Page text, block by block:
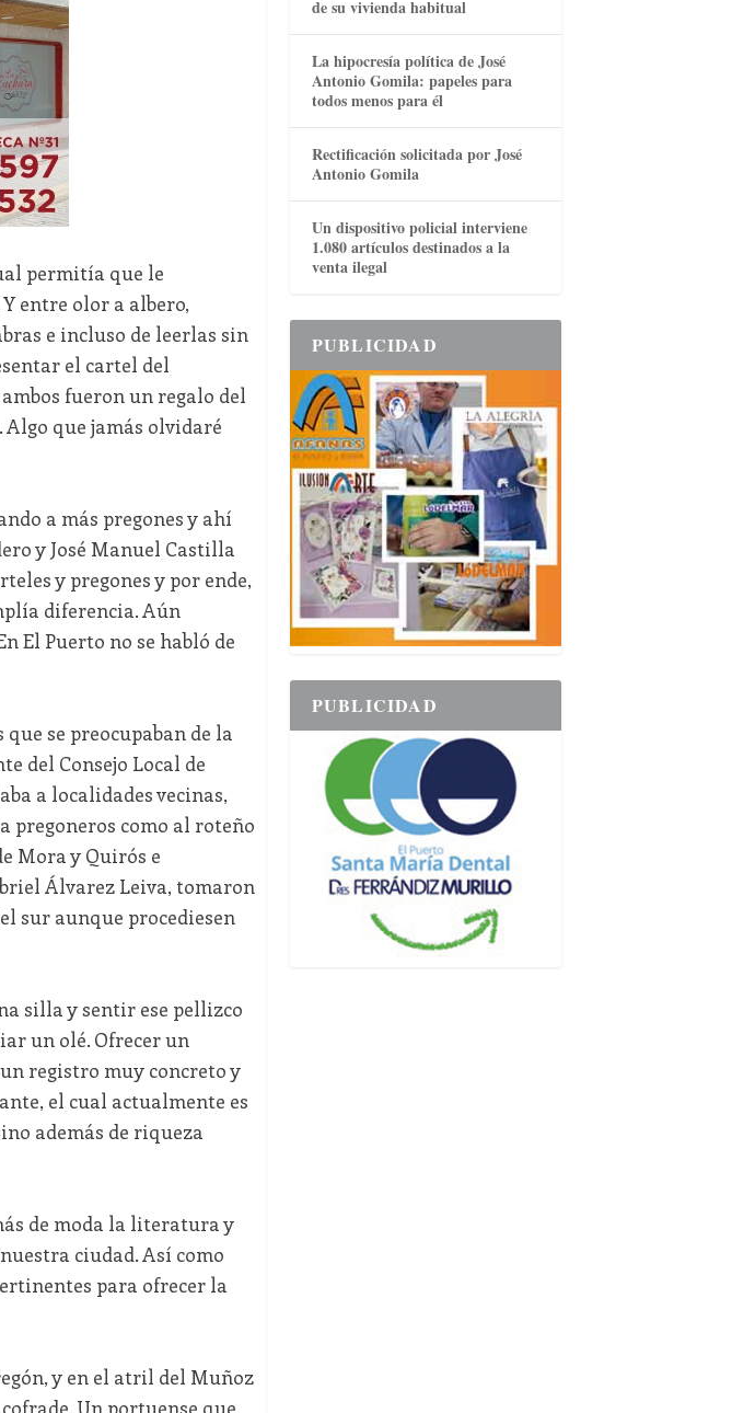
permitía que le
entre olor a albero,
e incluso de leerlas sin
el cartel del
fueron un regalo del
Algo que jamás olvidaré
a más pregones y ahí
y José Manuel Castilla
y pregones y por ende,
diferencia. Aún
El Puerto no se habló de
se preocupaban de la
del Consejo Local de
a localidades vecinas,
pregoneros como al roteño
Mora y Quirós e
Álvarez Leiva, tomaron
sur aunque procediesen
silla y sentir ese pellizco
un olé. Ofrecer un
registro muy concreto y
el cual actualmente es
además de riqueza
de moda la literatura y
ciudad. Así como
para ofrecer la
y en el atril del Muñoz
de su vivienda habitual
La hipocresía política de José
Antonio Gomila: papeles para
todos menos para él
Rectificación solicitada por José
Antonio Gomila
Un dispositivo policial interviene
1.080 artículos destinados a la
venta ilegal
PUBLICIDAD
PUBLICIDAD